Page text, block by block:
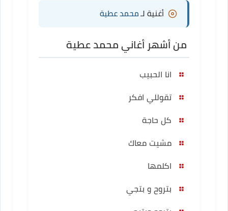
أغنية لـ محمد عطية
من أشهر أغاني محمد عطية
انا الحبيب
تقوللي افكر
كل حاجة
مشيت معاك
اكلمها
بتروح و بتجي